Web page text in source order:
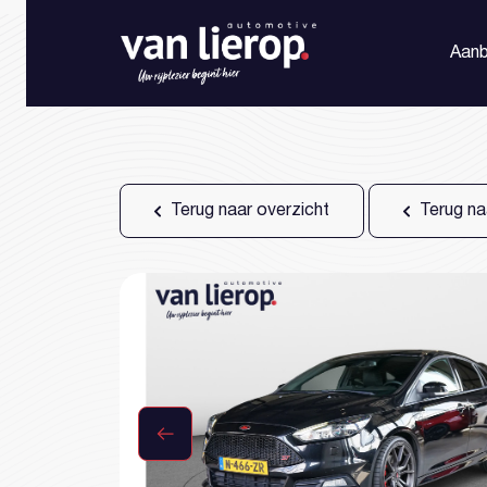
Terug naar overzicht Terug